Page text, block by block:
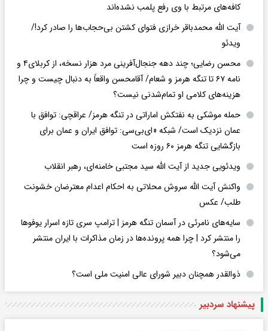
کافه‌های مرتبط با وی رفع پلمب نشده‌اند
آیت الله محمدباقر خرازی فتوای کشتن بی‌حجاب‌ها را صادر کرد!/
ویدئو
محسن رضایی؛ چند دهه جنجال‌آفرینی مرد هزار نسخه، از کربلای۴ و
نامه ۶۷ تا تنگه هرمز و شعام/ آقا‌محسن واقعاً به دنبال چیست و چرا
هزینه‌های کلامی او تمام‌شدنی نیست؟
حمله موشکی به نفتکش اماراتی در تنگه هرمز/ عراقچی: توافق با
عمان نزدیک است/ شبکه «ای‌بی‌سی: توافق ایران و عمان برای
بازگشایی تنگه هرمز ۶۰ روزه است
ویدئویی جدید از آیت الله سید مجتبی خامنه‌ای، رهبر انقلاب
واکنش آیت الله سروش محلاتی به احکام اعدام معترضان خشونت
طلب/ عکس
سایه‌های نامرئی در آسمان تنگه هرمز | ترامپ سری تازه اسرار یوفوها
را منتشر کرد | چرا همه پرونده‌ها در زمان مذاکرات با ایران منتشر
می‌شود؟
ذوالقدر همچنان دبیر شورای ‌عالی امنیت ملی است؟
پیشنهاد سردبیر